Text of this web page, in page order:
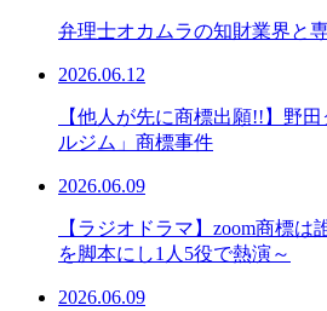
弁理士オカムラの知財業界と
2026.06.12
【他人が先に商標出願!!】野
ルジム」商標事件
2026.06.09
【ラジオドラマ】zoom商標は
を脚本にし1人5役で熱演～
2026.06.09